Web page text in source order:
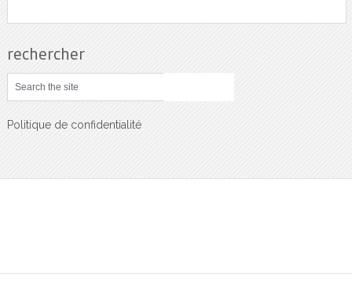
rechercher
Politique de confidentialité